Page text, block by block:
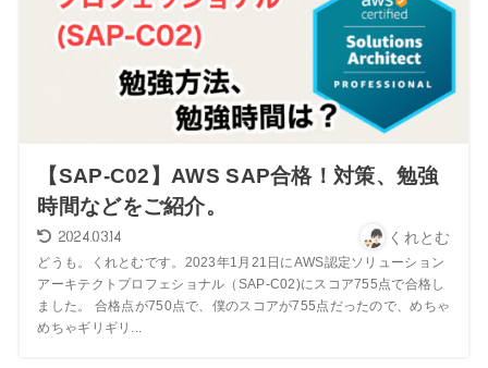
【SAP-C02】AWS SAP合格！対策、勉強
時間などをご紹介。
2024.03.14 くれとむ
どうも。くれとむです。2023年1月21日にAWS認定ソリューション
アーキテクトプロフェショナル（SAP-C02)にスコア755点で合格し
ました。 合格点が750点で、僕のスコアが755点だったので、めちゃ
めちゃギリギリ...